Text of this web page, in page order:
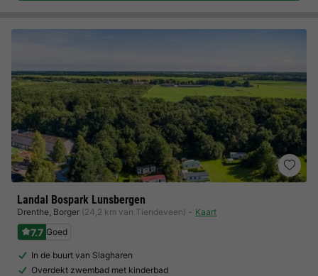
Landal Bospark Lunsbergen
Drenthe, Borger (24,2 km van Tiendeveen) Kaart
7.7 Goed
In de buurt van Slagharen
Overdekt zwembad met kinderbad